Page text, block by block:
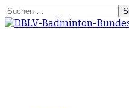
Springe
zum
Suchen
nach: